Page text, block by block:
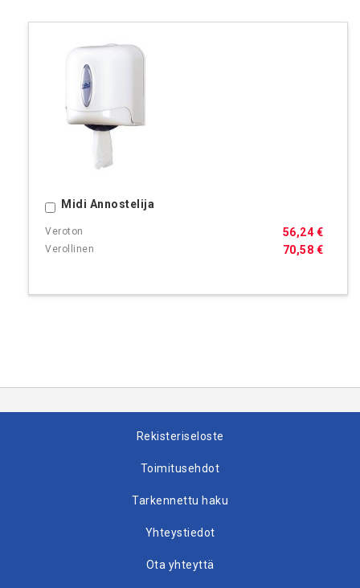
Midi Annostelija
70,58 €
56,24 €
Ostoskoriin
Rekisteriseloste
Toimitusehdot
Tarkennettu haku
Yhteystiedot
Ota yhteyttä